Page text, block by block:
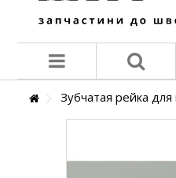
Зубчатая рейка